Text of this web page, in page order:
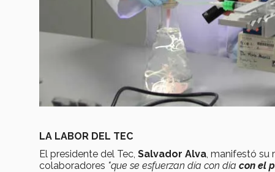
LA LABOR DEL TEC
El presidente del Tec, Salvador Alva, manifestó su
colaboradores "que se esfuerzan día con día con el